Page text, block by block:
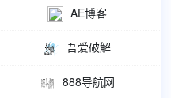
AE博客
吾爱破解
888导航网